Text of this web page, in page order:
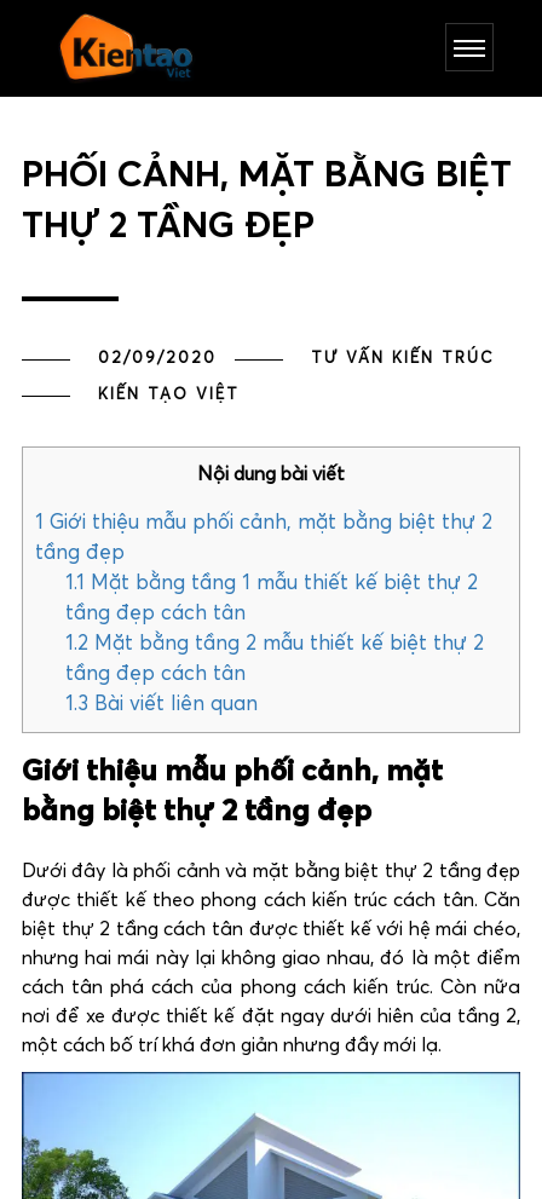
PHỐI CẢNH, MẶT BẰNG BIỆT
THỰ 2 TẦNG ĐẸP
02/09/2020 TƯ VẤN KIẾN TRÚC
KIẾN TẠO VIỆT
Nội dung bài viết
1 Giới thiệu mẫu phối cảnh, mặt bằng biệt thự 2
tầng đẹp
1.1
Mặt bằng tầng 1 mẫu thiết kế biệt thự 2
tầng đẹp cách tân
1.2 Mặt bằng tầng 2 mẫu thiết kế biệt thự 2
tầng đẹp cách tân
1.3 Bài viết liên quan
Giới thiệu mẫu phối cảnh, mặt
bằng biệt thự 2 tầng đẹp
Dưới đây là phối cảnh và mặt bằng biệt thự 2 tầng đẹp
được thiết kế theo phong cách kiến trúc cách tân. Căn
biệt thự 2 tầng cách tân được thiết kế với hệ mái chéo,
nhưng hai mái này lại không giao nhau, đó là một điểm
cách tân phá cách của phong cách kiến trúc. Còn nữa
nơi để xe được thiết kế đặt ngay dưới hiên của tầng 2,
một cách bố trí khá đơn giản nhưng đầy mới lạ.